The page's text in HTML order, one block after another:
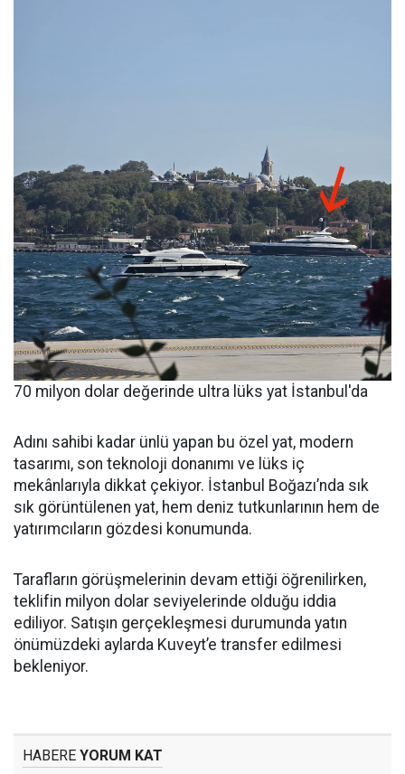
70 milyon dolar değerinde ultra lüks yat İstanbul'da
Adını sahibi kadar ünlü yapan bu özel yat, modern
tasarımı, son teknoloji donanımı ve lüks iç
mekânlarıyla dikkat çekiyor. İstanbul Boğazı’nda sık
sık görüntülenen yat, hem deniz tutkunlarının hem de
yatırımcıların gözdesi konumunda.
Tarafların görüşmelerinin devam ettiği öğrenilirken,
teklifin milyon dolar seviyelerinde olduğu iddia
ediliyor. Satışın gerçekleşmesi durumunda yatın
önümüzdeki aylarda Kuveyt’e transfer edilmesi
bekleniyor.
HABERE YORUM KAT